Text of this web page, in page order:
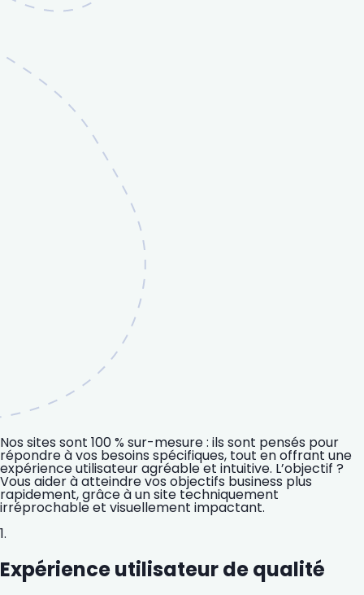
Nos sites sont 100 % sur-mesure : ils sont pensés pour
répondre à vos besoins spécifiques, tout en offrant une
expérience utilisateur agréable et intuitive. L’objectif ?
Vous aider à atteindre vos objectifs business plus
rapidement, grâce à un site techniquement
irréprochable et visuellement impactant.
1.
Expérience utilisateur de qualité